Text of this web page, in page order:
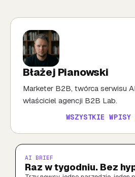
Błażej Pianowski
Marketer B2B, twórca serwisu
właściciel agencji B2B Lab.
WSZYSTKIE WPISY
AI BRIEF
Raz w tygodniu. Bez